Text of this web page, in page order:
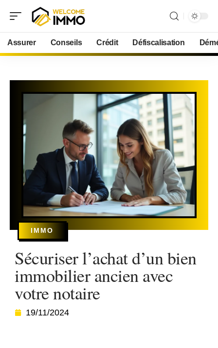
Assurer Conseils Crédit Défiscalisation
IMMO
Sécuriser l’achat d’un bien
immobilier ancien avec
votre notaire
19/11/2024